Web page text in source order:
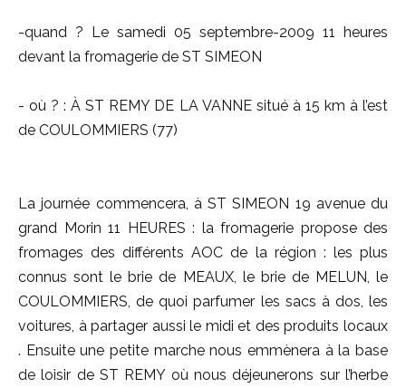
-quand ? Le samedi 05 septembre-2009 11 heures
devant la fromagerie de ST SIMEON
- où ? : À ST REMY DE LA VANNE situé à 15 km à l’est
de COULOMMIERS (77)
La journée commencera, à ST SIMEON 19 avenue du
grand Morin 11 HEURES : la fromagerie propose des
fromages des différents AOC de la région : les plus
connus sont le brie de MEAUX, le brie de MELUN, le
COULOMMIERS, de quoi parfumer les sacs à dos, les
voitures, à partager aussi le midi et des produits locaux
. Ensuite une petite marche nous emmènera à la base
de loisir de ST REMY où nous déjeunerons sur l’herbe